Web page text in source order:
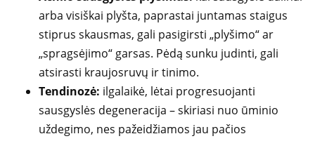
arba visiškai plyšta, paprastai juntamas staigus
stiprus skausmas, gali pasigirsti „plyšimo“ ar
„spragsėjimo“ garsas. Pėdą sunku judinti, gali
atsirasti kraujosruvų ir tinimo.
Tendinozė: ilgalaikė, lėtai progresuojanti
sausgyslės degeneracija – skiriasi nuo ūminio
uždegimo, nes pažeidžiamos jau pačios